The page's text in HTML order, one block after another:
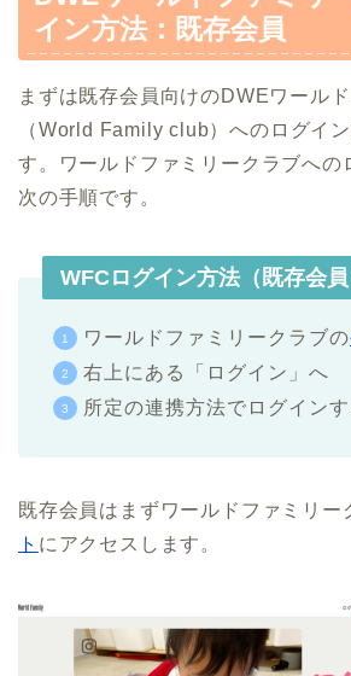
イン方法：既存会員
まずは既存会員向けのDWEワール
（World Family club）へのログイ
す。ワールドファミリークラブへの
次の手順です。
WFCログイン方法（既存会員
ワールドファミリークラブの
右上にある「ログイン」へ
所定の連携方法でログインす
既存会員はまずワールドファミリー
ト にアクセスします。